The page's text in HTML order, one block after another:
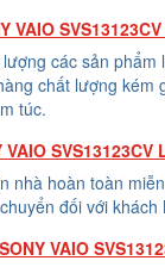
VAIO
các sản phẩm
chất lượng
túc.
VAIO SVS13123CV
nhà hoàn toàn
đối với
VAIO